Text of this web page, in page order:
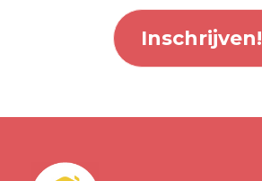
Inschrijven!